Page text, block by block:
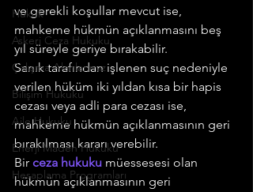
Hukuk
Askeri Ceza Hukuku
Çalışma Alanlarımız
Bilişim Hukuku
Aile Hukuku
Enerji Maden Hukuku
Hesaplama Programları
ve gerekli koşullar mevcut ise,
mahkeme hükmün açıklanmasını beş
yıl süreyle geriye bırakabilir.
Sanık tarafından işlenen suç nedeniyle
verilen hüküm iki yıldan kısa bir hapis
cezası veya adli para cezası ise,
mahkeme hükmün açıklanmasının geri
bırakılması kararı verebilir.
Bir ceza hukuku müessesesi olan
hükmün açıklanmasının geri